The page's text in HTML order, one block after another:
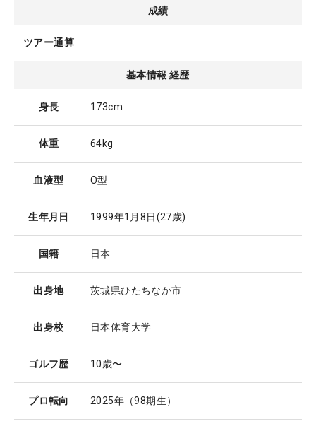
成績
ツアー通算
基本情報 経歴
身長 173cm
体重 64kg
血液型 O型
生年月日 1999年1月8日(27歳)
国籍 日本
出身地 茨城県ひたちなか市
出身校 日本体育大学
ゴルフ歴 10歳〜
プロ転向 2025年（98期生）